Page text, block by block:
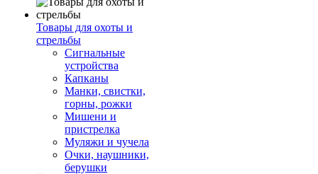
Товары для охоты и
стрельбы
Сигнальные
устройства
Капканы
Манки, свистки,
горны, рожки
Мишени и
пристрелка
Муляжи и чучела
Очки, наушники,
берушки